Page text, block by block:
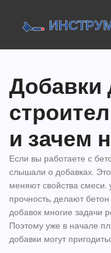
Добавки
и зачем
Если вы работаете с
слышали о добавках.
меняют свойства
прочность, делают
добавок многие задачи
Поэтому уже в начале
добавки могут